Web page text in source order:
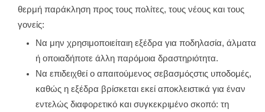
θερμή παράκληση προς τους πολίτες, τους νέους και τους
γονείς:
Να μην χρησιμοποιείταιη εξέδρα για ποδηλασία, άλματα
ή οποιαδήποτε άλλη παρόμοια δραστηριότητα.
Να επιδειχθεί ο απαιτούμενος σεβασμόςστις υποδομές,
καθώς η εξέδρα βρίσκεται εκεί αποκλειστικά για έναν
εντελώς διαφορετικό και συγκεκριμένο σκοπό: τη